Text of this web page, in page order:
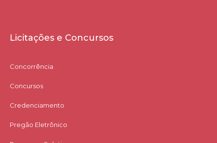
Licitações e Concursos
Concorrência
Concursos
Credenciamento
Pregão Eletrônico